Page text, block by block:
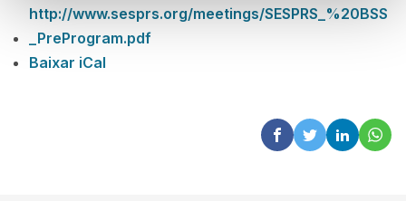
http://www.sesprs.org/meetings/SESPRS_%20BSS
_PreProgram.pdf
Baixar iCal